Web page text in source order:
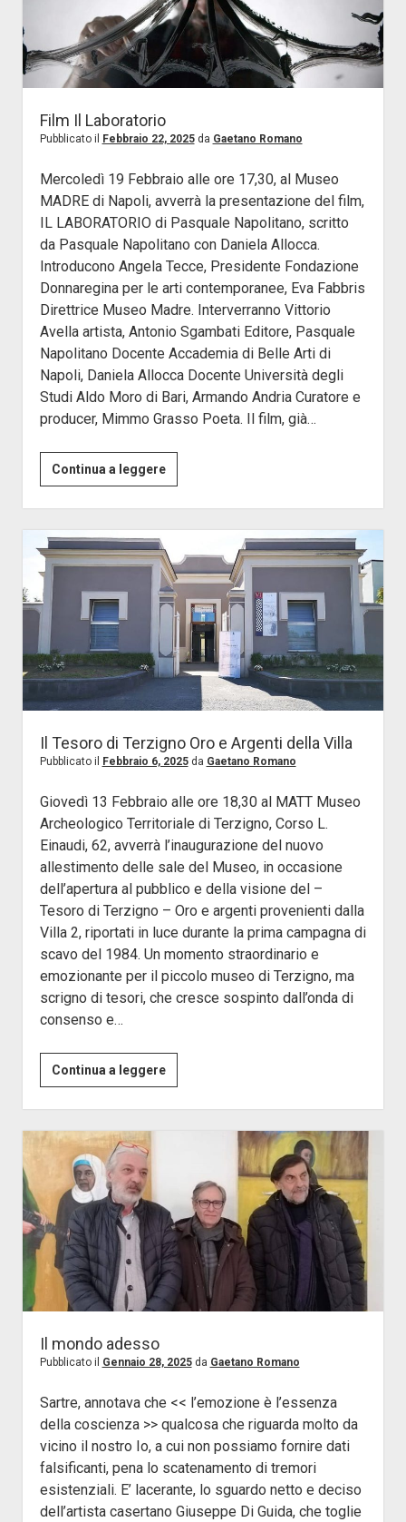
Film Il Laboratorio
Pubblicato il Febbraio 22, 2025da Gaetano Romano
Mercoledì 19 Febbraio alle ore 17,30, al Museo
MADRE di Napoli, avverrà la presentazione del film,
IL LABORATORIO di Pasquale Napolitano, scritto
da Pasquale Napolitano con Daniela Allocca.
Introducono Angela Tecce, Presidente Fondazione
Donnaregina per le arti contemporanee, Eva Fabbris
Direttrice Museo Madre. Interverranno Vittorio
Avella artista, Antonio Sgambati Editore, Pasquale
Napolitano Docente Accademia di Belle Arti di
Napoli, Daniela Allocca Docente Università degli
Studi Aldo Moro di Bari, Armando Andria Curatore e
producer, Mimmo Grasso Poeta. Il film, già…
Continua a leggereFilm
Il
Laboratorio
Il Tesoro di Terzigno Oro e Argenti della Villa
Pubblicato il Febbraio 6, 2025da Gaetano Romano
Giovedì 13 Febbraio alle ore 18,30 al MATT Museo
Archeologico Territoriale di Terzigno, Corso L.
Einaudi, 62, avverrà l’inaugurazione del nuovo
allestimento delle sale del Museo, in occasione
dell’apertura al pubblico e della visione del –
Tesoro di Terzigno – Oro e argenti provenienti dalla
Villa 2, riportati in luce durante la prima campagna di
scavo del 1984. Un momento straordinario e
emozionante per il piccolo museo di Terzigno, ma
scrigno di tesori, che cresce sospinto dall’onda di
consenso e…
Continua a leggereIl
Tesoro
di
Argenti
della
Villa
Il mondo adesso
Pubblicato il Gennaio 28, 2025da Gaetano Romano
Sartre, annotava che << l’emozione è l’essenza
della coscienza >> qualcosa che riguarda molto da
vicino il nostro Io, a cui non possiamo fornire dati
falsificanti, pena lo scatenamento di tremori
esistenziali. E’ lacerante, lo sguardo netto e deciso
dell’artista casertano Giuseppe Di Guida, che toglie